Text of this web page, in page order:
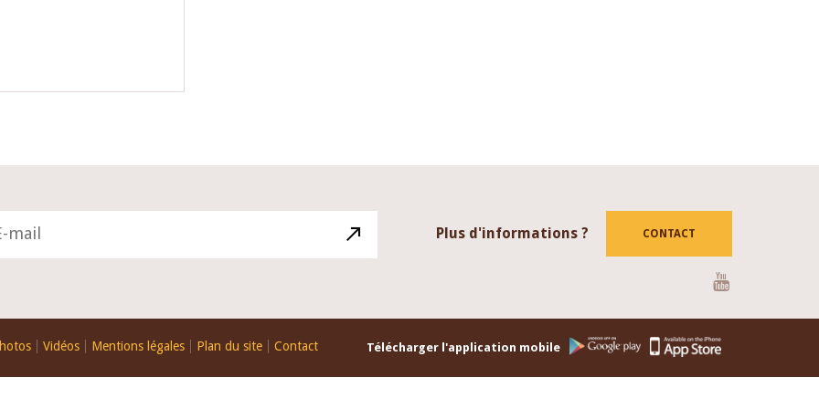
Plus d'informations ? CONTACT
Vidéos Mentions légales Plan du site Contact Télécharger l'application mobile